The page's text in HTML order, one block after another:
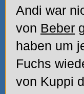
Andi war
von Beber
haben um
Fuchs
von Kuppi